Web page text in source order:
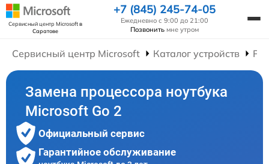
Сервисный центр Microsoftв
Саратове
+7 (845) 245-74-05
Ежедневно с 9:00 до 21:00
Позвонить мне утром
Сервисный центр Microsoft Каталог устройств
Замена процессора ноутбука
Microsoft Go 2
Официальный сервис
Гарантийное обслуживание